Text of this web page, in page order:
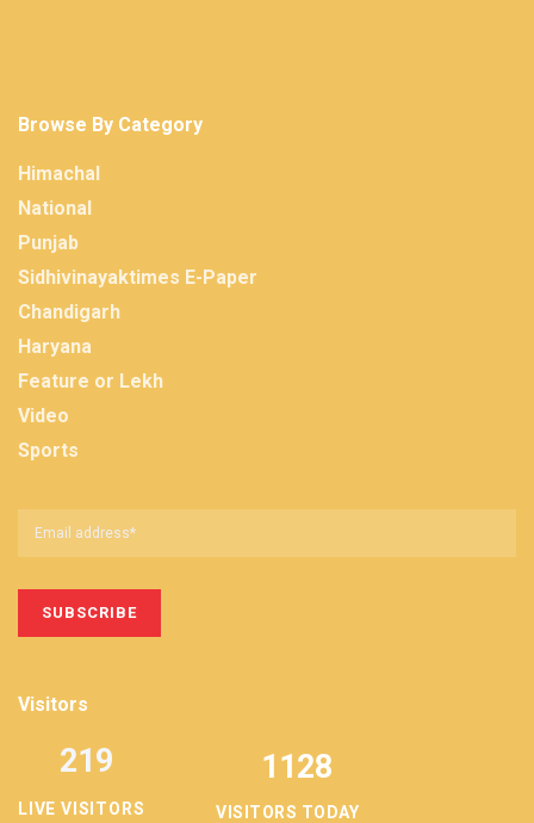
Browse By Category
Himachal
National
Punjab
Sidhivinayaktimes E-Paper
Chandigarh
Haryana
Feature or Lekh
Video
Sports
Visitors
LIVE VISITORS
219 1128
VISITORS TODAY